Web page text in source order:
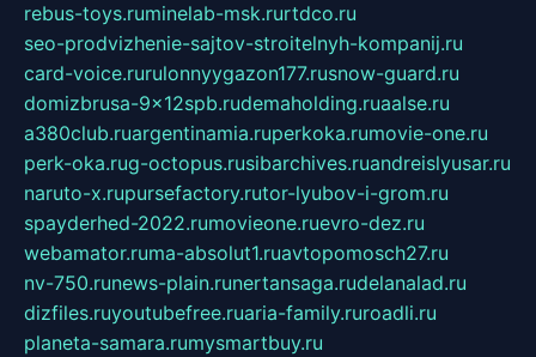
rebus-toys.ruminelab-msk.rurtdco.ru
seo-prodvizhenie-sajtov-stroitelnyh-kompanij.ru
card-voice.rurulonnyygazon177.rusnow-guard.ru
domizbrusa-9x12spb.rudemaholding.ruaalse.ru
a380club.ruargentinamia.ruperkoka.rumovie-one.ru
perk-oka.rug-octopus.rusibarchives.ruandreislyusar.ru
naruto-x.rupursefactory.rutor-lyubov-i-grom.ru
spayderhed-2022.rumovieone.ruevro-dez.ru
webamator.ruma-absolut1.ruavtopomosch27.ru
nv-750.runews-plain.runertansaga.rudelanalad.ru
dizfiles.ruyoutubefree.ruaria-family.ruroadli.ru
planeta-samara.rumysmartbuy.ru